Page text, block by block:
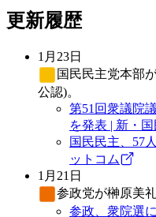
更新履歴
1月23日
国民民主党本部
公認)。
第51回衆議院
を発表 | 新・
国民民主、57
ットコム
1月21日
参政党が榊原美
参政、衆院選